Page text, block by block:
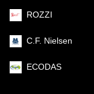
ROZZI
C.F. Nielsen
ECODAS